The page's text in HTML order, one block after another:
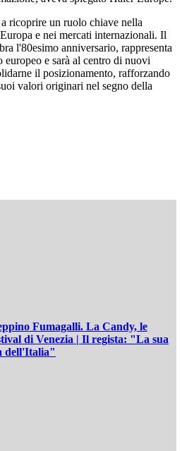
ricoprire un ruolo chiave nella
e nei mercati internazionali. Il
l'80esimo anniversario, rappresenta
e sarà al centro di nuovi
il posizionamento, rafforzando
valori originari nel segno della
Fumagalli. La Candy, le
di Venezia | Il regista: "La sua
dell'Italia"